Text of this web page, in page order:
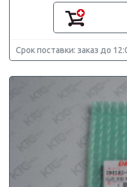
Срок поставки: заказ до